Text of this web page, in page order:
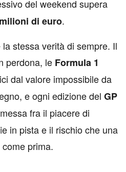
del weekend supera
di euro.
stessa verità di sempre. Il
perdona, le Formula 1
dal valore impossibile da
e ogni edizione del GP
fra il piacere di
in pista e il rischio che una
prima.